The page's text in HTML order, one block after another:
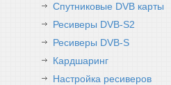
Спутниковые DVB карты
Ресиверы DVB-S2
Ресиверы DVB-S
Кардшаринг
Настройка ресиверов